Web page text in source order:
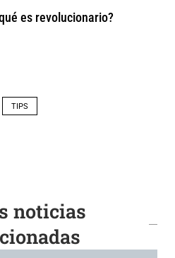
es revolucionario?
TIPS
noticias